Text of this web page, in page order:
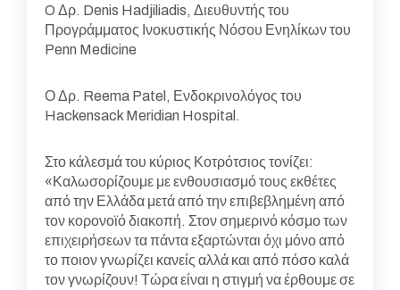
O Δρ. Denis Hadjiliadis, Διευθυντής του
Προγράμματος Ινοκυστικής Νόσου Ενηλίκων του
Penn Medicine
Ο Δρ. Reema Patel, Ενδοκρινολόγος του
Hackensack Meridian Hospital.
Στο κάλεσμά του κύριος Κοτρότσιος τονίζει:
«Καλωσορίζουμε με ενθουσιασμό τους εκθέτες
από την Ελλάδα μετά από την επιβεβλημένη από
τον κορονοϊό διακοπή. Στον σημερινό κόσμο των
επιχειρήσεων τα πάντα εξαρτώνται όχι μόνο από
το ποιον γνωρίζει κανείς αλλά και από πόσο καλά
τον γνωρίζουν! Τώρα είναι η στιγμή να έρθουμε σε